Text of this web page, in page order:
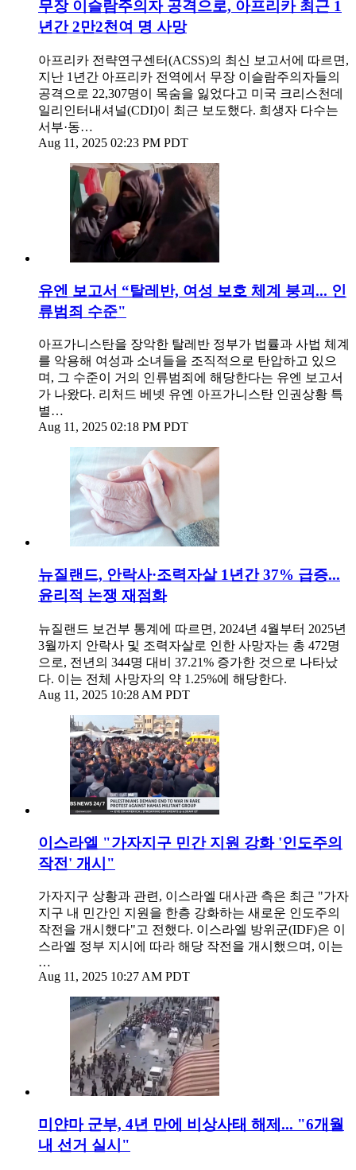
무장 이슬람주의자 공격으로, 아프리카 최근 1
년간 2만2천여 명 사망
아프리카 전략연구센터(ACSS)의 최신 보고서에 따르면,
지난 1년간 아프리카 전역에서 무장 이슬람주의자들의
공격으로 22,307명이 목숨을 잃었다고 미국 크리스천데
일리인터내셔널(CDI)이 최근 보도했다. 희생자 다수는
서부·동…
Aug 11, 2025 02:23 PM PDT
유엔 보고서 “탈레반, 여성 보호 체계 붕괴... 인
류범죄 수준"
아프가니스탄을 장악한 탈레반 정부가 법률과 사법 체계
를 악용해 여성과 소녀들을 조직적으로 탄압하고 있으
며, 그 수준이 거의 인류범죄에 해당한다는 유엔 보고서
가 나왔다. 리처드 베넷 유엔 아프가니스탄 인권상황 특
별…
Aug 11, 2025 02:18 PM PDT
뉴질랜드, 안락사·조력자살 1년간 37% 급증...
윤리적 논쟁 재점화
뉴질랜드 보건부 통계에 따르면, 2024년 4월부터 2025년
3월까지 안락사 및 조력자살로 인한 사망자는 총 472명
으로, 전년의 344명 대비 37.21% 증가한 것으로 나타났
다. 이는 전체 사망자의 약 1.25%에 해당한다.
Aug 11, 2025 10:28 AM PDT
이스라엘 "가자지구 민간 지원 강화 '인도주의
작전' 개시"
가자지구 상황과 관련, 이스라엘 대사관 측은 최근 "가자
지구 내 민간인 지원을 한층 강화하는 새로운 인도주의
작전을 개시했다"고 전했다. 이스라엘 방위군(IDF)은 이
스라엘 정부 지시에 따라 해당 작전을 개시했으며, 이는
…
Aug 11, 2025 10:27 AM PDT
미얀마 군부, 4년 만에 비상사태 해제... "6개월
내 선거 실시"